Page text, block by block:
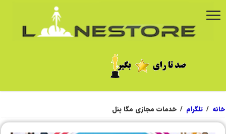
خانه / تلگرام / خدمات مجازی مگا پنل